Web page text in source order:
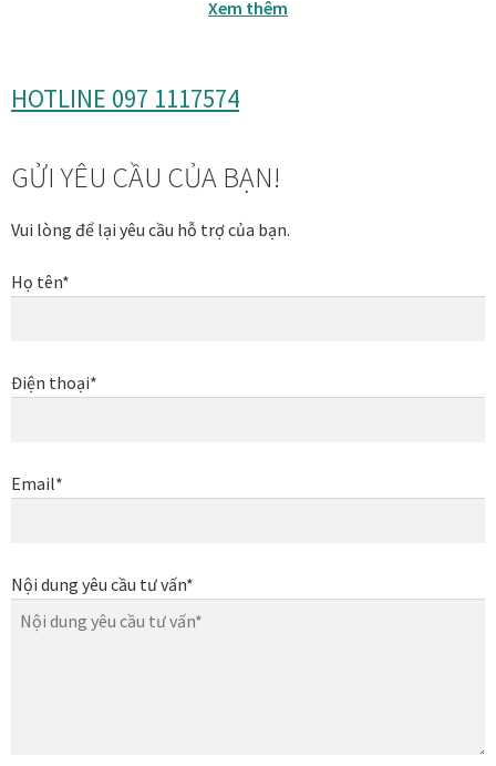
Tối ưu chất lượng hình ảnh
Tranh nhà mẫu dự án
Tranh trang trí văn phòng
Xem thêm
HOTLINE 097 1117574
GỬI YÊU CẦU CỦA BẠN!
Vui lòng để lại yêu cầu hỗ trợ của bạn.
Họ tên*
Điện thoại*
Email*
Nội dung yêu cầu tư vấn*